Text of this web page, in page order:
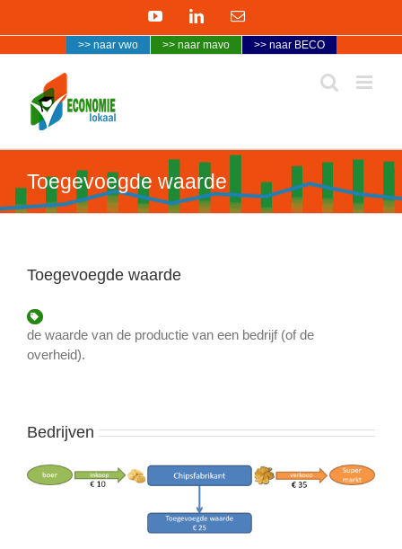
YouTubeLinkedInE-
>> naar vwo >> naar mavo >> naar BECO
Toegevoegde waarde
Toegevoegde waarde
de waarde van de productie van een bedrijf (of de
overheid).
Bedrijven